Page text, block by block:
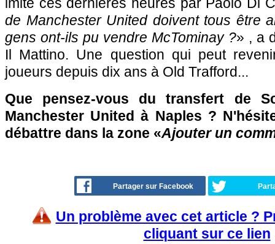
de Manchester United doivent tous être
gens ont-ils pu vendre McTominay ?» , a
Il Mattino. Une question qui peut
joueurs depuis dix ans à Old Trafford...
Que pensez-vous du transfert de
Manchester United à Naples ?
débattre dans la zone «Ajouter un
Partager sur Facebook
Un problème avec cet article ?
cliquant sur ce lien